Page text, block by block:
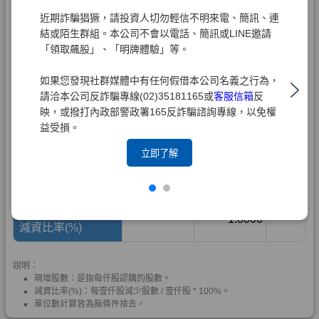
近期詐騙猖獗，請投資人切勿輕信不明來電、簡訊、連
結或陌生群組。本公司不會以電話、簡訊或LINE邀請
「領取飆股」、「明牌體驗」等。
如果您發現社群媒體中有任何假借本公司名義之行為，
請洽本公司反詐騙專線(02)35181165或客服信箱反
映，或撥打內政部警政署165反詐騙諮詢專線，以免權
益受損。
立即了解